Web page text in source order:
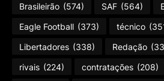
Brasileirão (574) SAF (564)
Eagle Football (373) técnico
Libertadores (338) Redação
rivais (224) contratações (208)